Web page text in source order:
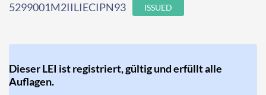
5299001M2IILIECIPN93 ISSUED
Dieser LEI ist registriert, gültig und erfüllt alle
Auflagen.